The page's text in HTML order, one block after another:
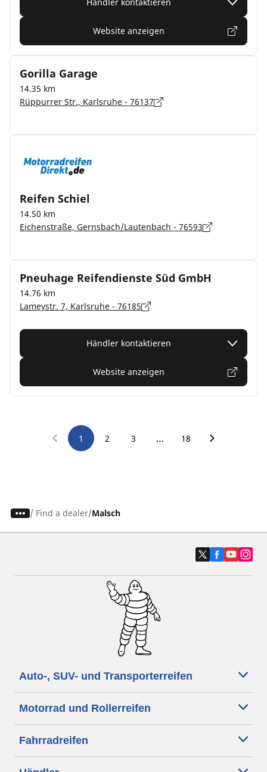
Website anzeigen
Gorilla Garage
14.35 km
Rüppurrer Str., Karlsruhe - 76137
Reifen Schiel
14.50 km
Eichenstraße, Gernsbach/Lautenbach - 76593
Pneuhage Reifendienste Süd GmbH
14.76 km
Lameystr. 7, Karlsruhe - 76185
Händler kontaktieren
Website anzeigen
1 2 3 … 18
/ Find a dealer Malsch
Auto-, SUV- und Transporterreifen
Motorrad und Rollerreifen
Fahrradreifen